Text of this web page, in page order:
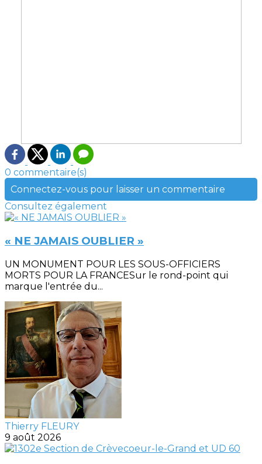
0 commentaire(s)
Connectez-vous pour laisser un commentaire
Consultez également
« NE JAMAIS OUBLIER »
UN MONUMENT POUR LES SOUS-OFFICIERS
MORTS POUR LA FRANCESur le rond-point qui
marque l'entrée du...
Thierry FLEURY
9 août 2026